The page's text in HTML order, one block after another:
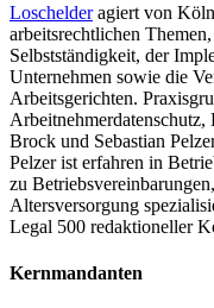
Loschelderagiert von Köln
arbeitsrechtlichen
Selbstständigkeit, der
Unternehmen sowie die
Arbeitsgerichten.
Brock und Sebastian
Pelzer ist erfahren in
zu
Altersversorgung
Legal 500 redaktioneller
Kernmandanten